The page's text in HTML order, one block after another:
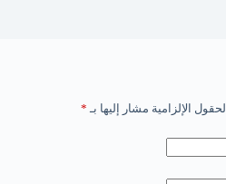
الحقول الإلزامية مشار إليها بـ *